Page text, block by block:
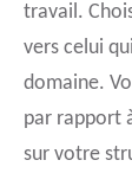
travail.
vers celui
domaine.
par rapport
sur votre